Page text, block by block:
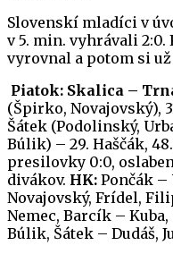
Slovenskí mladíci v
v 5. min. vyhrávali 2:0.
vyrovnal a potom si
Piatok: Skalica –
(Špirko, Novajovský),
Šátek (Podolinský,
Búlik) – 29. Haščák,
presilovky 0:0,
divákov. HK: Pončák –
Novajovský, Frídel,
Nemec, Barcík –
Búlik, Šátek – Dudáš,